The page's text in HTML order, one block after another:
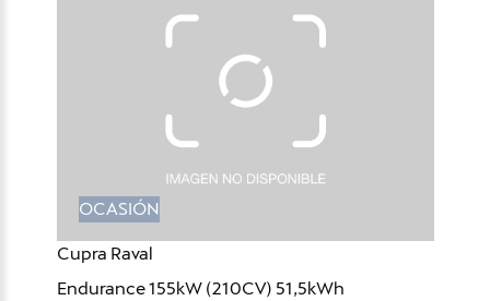
OCASIÓN
Cupra Raval
Endurance 155kW (210CV) 51,5kWh